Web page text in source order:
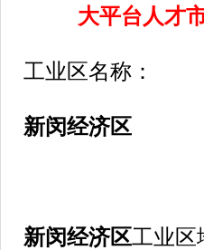
大平台人才
工业区名称：
新闵经济区
新闵经济区工业区